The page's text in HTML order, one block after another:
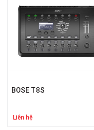
BOSE T8S
Liên hệ